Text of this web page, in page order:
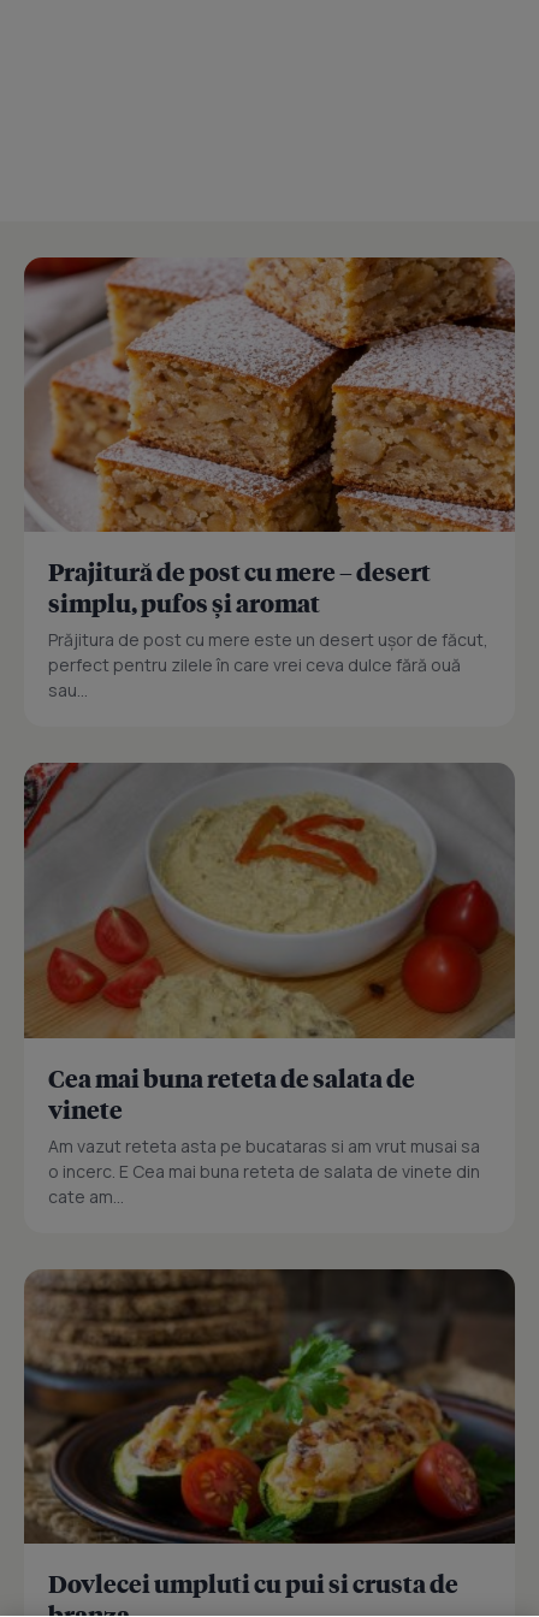
Prajitură de post cu mere – desert
simplu, pufos și aromat
Prăjitura de post cu mere este un desert ușor de făcut,
perfect pentru zilele în care vrei ceva dulce fără ouă
sau...
Cea mai buna reteta de salata de
vinete
Am vazut reteta asta pe bucataras si am vrut musai sa
o incerc. E Cea mai buna reteta de salata de vinete din
cate am...
Dovlecei umpluti cu pui si crusta de